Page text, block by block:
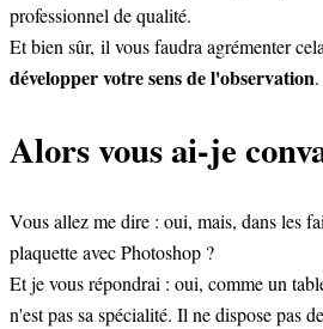
professionnel de qualité.
Et bien sûr, il vous faudra agrémenter
développer votre sens de l'observation.
Alors vous ai-je
Vous allez me dire : oui, mais, dans les
plaquette avec Photoshop ?
Et je vous répondrai : oui, comme un
n'est pas sa spécialité. Il ne dispose pas